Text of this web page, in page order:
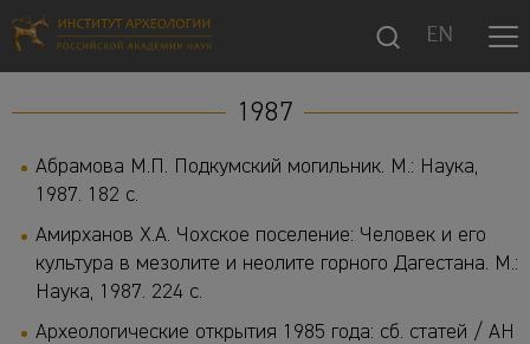
EN
1987
Абрамова М.П. Подкумский могильник. М.: Наука,
1987. 182 с.
Амирханов Х.А. Чохское поселение: Человек и его
культура в мезолите и неолите горного Дагестана. М.:
Наука, 1987. 224 с.
Археологические открытия 1985 года: сб. статей / АН